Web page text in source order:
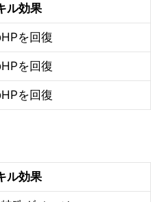
ル効果
を回復
を回復
を回復
ル効果